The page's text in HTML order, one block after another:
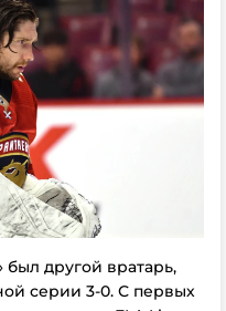
другой вратарь,
серии 3-0. С первых